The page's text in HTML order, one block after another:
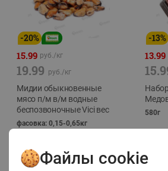
-20%
15.99 руб./кг
19.99 руб./кг
Мидии обыкновенные
мясо п/м в/м водные
беспозвоночные Vici вес
фасовка: 0,15-0,65кг
-13%
13.99
580г
Файлы cookie